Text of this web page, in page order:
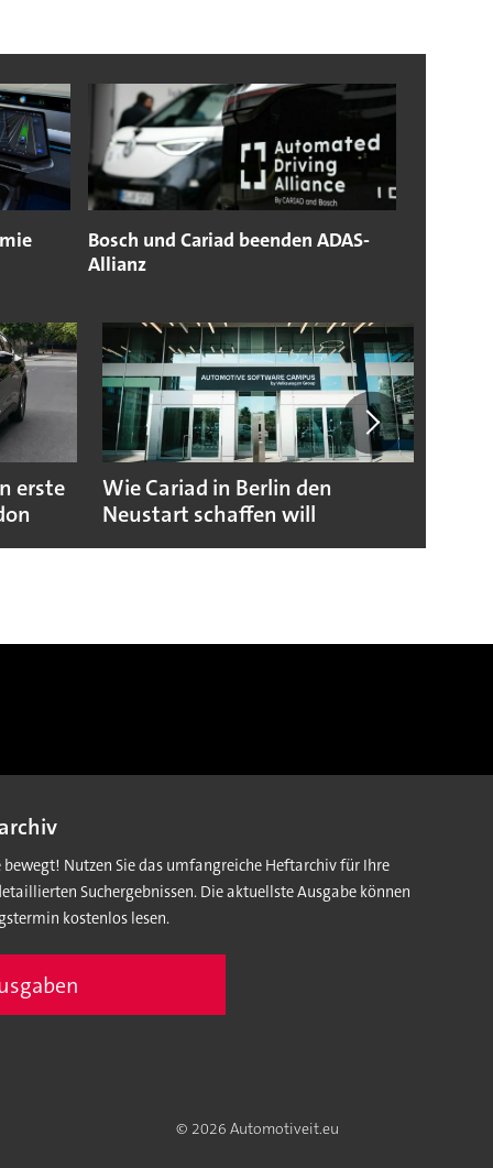
Bosch und Cariad beenden ADAS-
Allianz
erste
Wie Cariad in Berlin den
Neustart schaffen will
bewegt! Nutzen Sie das umfangreiche Heftarchiv für Ihre
Suchergebnissen. Die aktuellste Ausgabe können
kostenlos lesen.
© 2026 Automotiveit.eu